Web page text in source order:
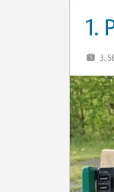
1.
3.